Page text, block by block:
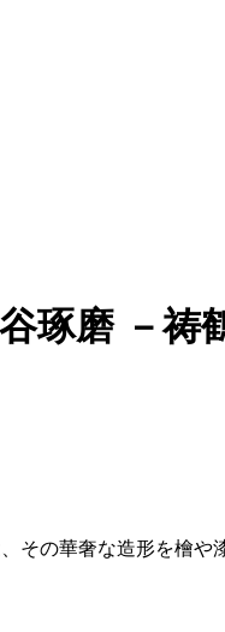
磨 －祷鶴
の華奢な造形を檜